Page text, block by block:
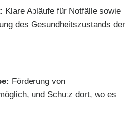
Klare Abläufe für Notfälle sowie
des Gesundheitszustands der
Förderung von
und Schutz dort, wo es